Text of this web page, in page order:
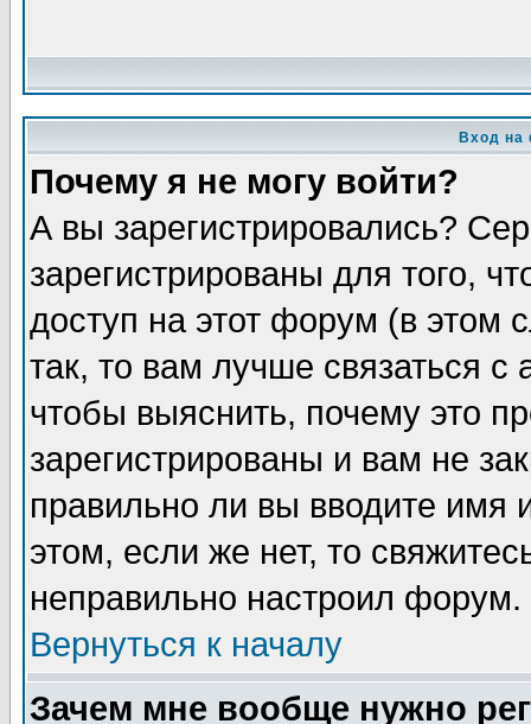
Вход на
Почему я не могу войти?
А вы зарегистрировались?
зарегистрированы для того,
доступ на этот форум (в этом
так, то вам лучше связаться
чтобы выяснить, почему это
зарегистрированы и вам не
правильно ли вы вводите
этом, если же нет, то
неправильно настроил форум.
Вернуться к началу
Зачем мне вообще нужно